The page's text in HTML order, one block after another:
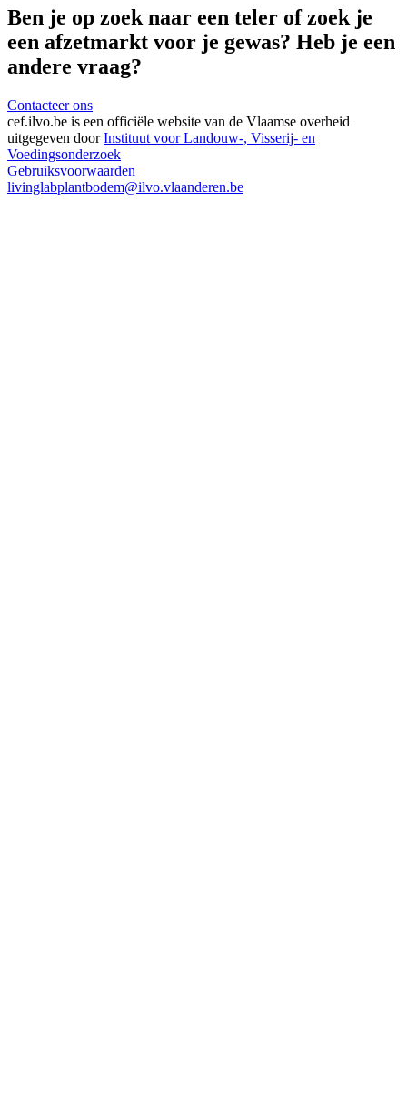
Ben je op zoek naar een teler of zoek je
een afzetmarkt voor je gewas? Heb je een
andere vraag?
Contacteer ons
cef.ilvo.be is een officiële website van de Vlaamse overheid
uitgegeven doorInstituut voor Landouw-, Visserij- en
Voedingsonderzoek
Gebruiksvoorwaarden
livinglabplantbodem@ilvo.vlaanderen.be